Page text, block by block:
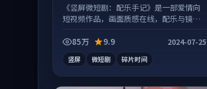
《竖屏微短剧：配乐手记》是一部爱情向
短视频作品，画面质感在线，配乐与镜头
85万
9.9 2024-07-25
竖屏 微短剧 碎片时间